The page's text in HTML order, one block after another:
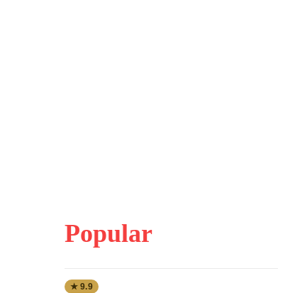
Popular
★ 9.9